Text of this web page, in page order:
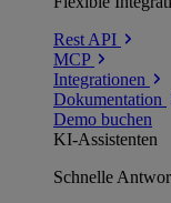
Rest API
MCP
Integrationen
Dokumentation
Demo buchen
KI-Assistenten
Schnelle